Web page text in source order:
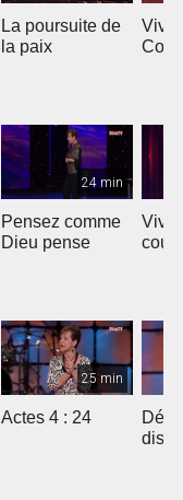
La poursuite de
la paix
Vivre
24 min
Pensez comme
Dieu pense
Vivre
25 min
Actes 4 : 24